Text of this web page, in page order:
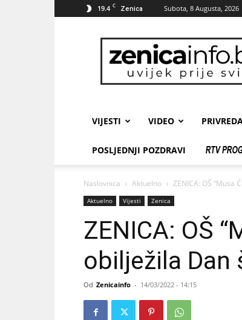
19.4 C Zenica Subota, 8 Augusta, 2026
zenicainfo.ba
VIJESTI VIDEO
POSLJEDNJI POZDRAVI
Naslovnica Aktuelno ZENICA: OŠ “Musa
Aktuelno Vijesti Zenica
ZENICA: OŠ
obilježila Dan
Od Zenicainfo - 14/03/2022 - 14:15